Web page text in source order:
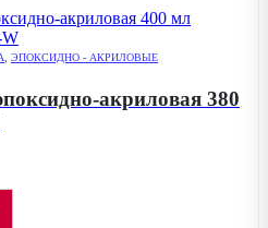
, ЭПОКСИДНО - АКРИЛОВЫЕ
акриловая 380